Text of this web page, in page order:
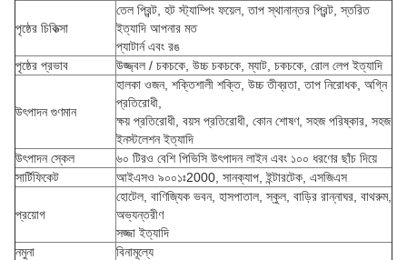
পৃষ্ঠের চিকিত্সা
তেল প্রিন্ট, হট স্ট্যাম্পিং ফয়েল, তাপ স্থানান্তর প্রিন্ট, স্তরিত
ইত্যাদি আপনার মত
প্যাটার্ন এবং রঙ
পৃষ্ঠের প্রভাব
উজ্জ্বল / চকচকে, উচ্চ চকচকে, ম্যাট, চকচকে, রোল লেপ ইত্যাদি
উৎপাদন গুণমান
হালকা ওজন, শক্তিশালী শক্তি, উচ্চ তীব্রতা, তাপ নিরোধক, অগ্নি
প্রতিরোধী,
ক্ষয় প্রতিরোধী, বয়স প্রতিরোধী, কোন শোষণ, সহজ পরিষ্কার, সহজ
ইনস্টলেশন ইত্যাদি
উৎপাদন স্কেল
৬০ টিরও বেশি পিভিসি উৎপাদন লাইন এবং ১০০ ধরণের ছাঁচ দিয়ে
সার্টিফিকেট
আইএসও ৯০০১ঃ2000, সানক্যাপ, ইন্টারটেক, এসজিএস
প্রয়োগ
হোটেল, বাণিজ্যিক ভবন, হাসপাতাল, স্কুল, বাড়ির রান্নাঘর, বাথরুম,
অভ্যন্তরীণ
সজ্জা ইত্যাদি
নমুনা
বিনামূল্যে